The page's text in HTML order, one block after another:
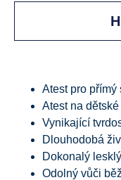
Atest pro přímý
Atest na
Vynikající
Dlouhodobá
Dokonalý
Odolný vůči